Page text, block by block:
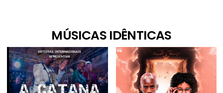
MÚSICAS IDÊNTICAS